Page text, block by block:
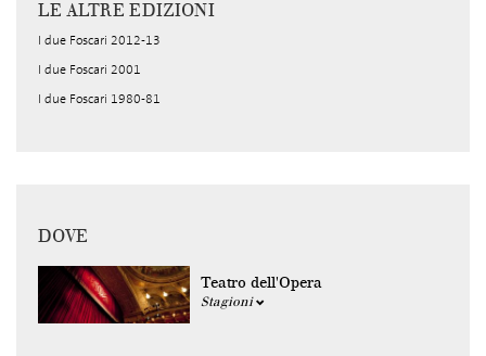
LE ALTRE EDIZIONI
I due Foscari 2012-13
I due Foscari 2001
I due Foscari 1980-81
DOVE
Teatro dell'Opera
Stagioni